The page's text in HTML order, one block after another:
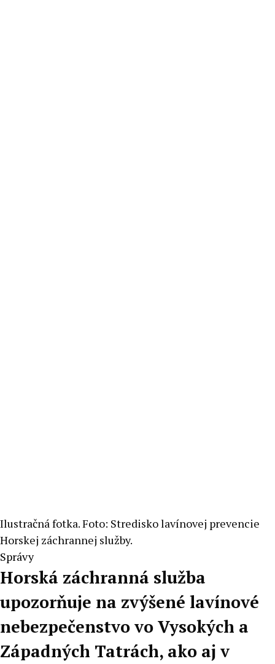
Ilustračná fotka. Foto: Stredisko lavínovej prevencie
Horskej záchrannej služby.
Správy
Horská záchranná služba
upozorňuje na zvýšené lavínové
nebezpečenstvo vo Vysokých a
Západných Tatrách, ako aj v